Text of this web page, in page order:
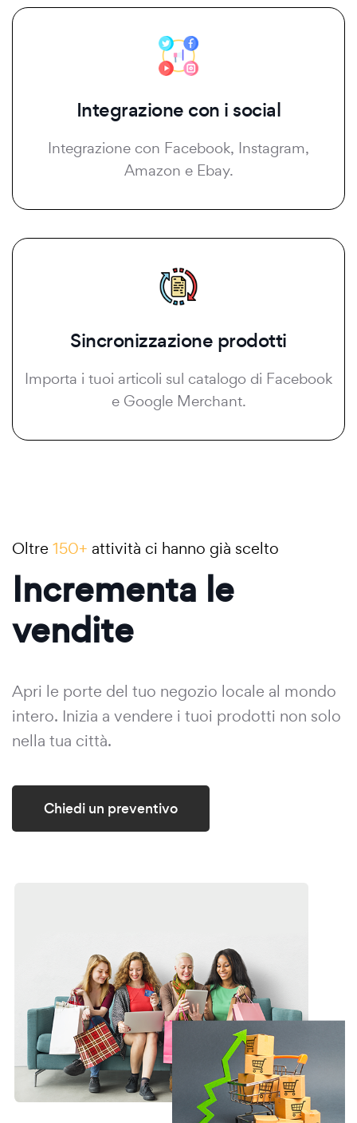
Integrazione con i social
Integrazione con Facebook, Instagram,
Amazon e Ebay.
Sincronizzazione prodotti
Importa i tuoi articoli sul catalogo di Facebook
e Google Merchant.
Oltre 150+ attività ci hanno già scelto
Incrementa le
vendite
Apri le porte del tuo negozio locale al mondo
intero. Inizia a vendere i tuoi prodotti non solo
nella tua città.
Chiedi un preventivo